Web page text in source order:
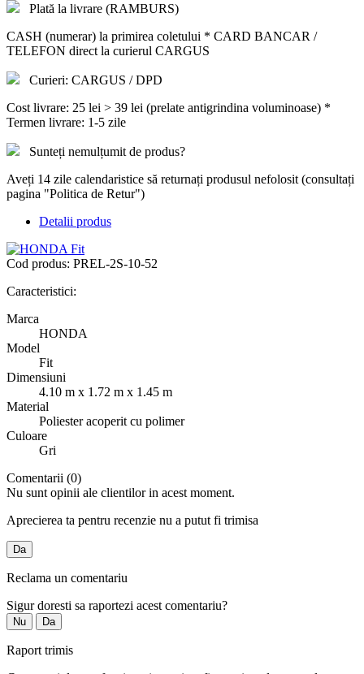
Plată la livrare (RAMBURS)
CASH (numerar) la primirea coletului * CARD BANCAR /
TELEFON direct la curierul CARGUS
Curieri: CARGUS / DPD
Cost livrare: 25 lei > 39 lei (prelate antigrindina voluminoase) *
Termen livrare: 1-5 zile
Sunteți nemulțumit de produs?
Aveți 14 zile calendaristice să returnați produsul nefolosit (consultați
pagina "Politica de Retur")
Detalii produs
Cod produs: PREL-2S-10-52
Caracteristici:
Marca
HONDA
Model
Fit
Dimensiuni
4.10 m x 1.72 m x 1.45 m
Material
Poliester acoperit cu polimer
Culoare
Gri
Comentarii (0)
Nu sunt opinii ale clientilor in acest moment.
Aprecierea ta pentru recenzie nu a putut fi trimisa
Da
Reclama un comentariu
Sigur doresti sa raportezi acest comentariu?
Nu Da
Raport trimis